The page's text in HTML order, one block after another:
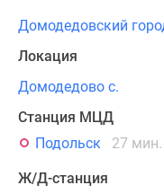
добраться
общественным
транспортом,
здесь
ежедневно
ходят
до
Домодедовский
Локация
Домодедово с.
Станция МЦД
Подольск
27 мин.
Ж/Д-станция